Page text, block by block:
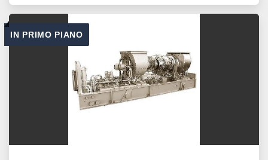
IN PRIMO PIANO